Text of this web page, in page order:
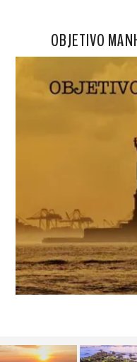
OBJETIVO